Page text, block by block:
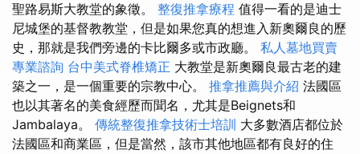
聖路易斯大教堂的象徵。 整復推拿療程 值得一看的是迪士
尼城堡的基督教教堂，但是如果您真的想進入新奧爾良的歷
史，那就是我們旁邊的卡比爾多或市政廳。 私人墓地買賣
專業諮詢 台中美式脊椎矯正 大教堂是新奧爾良最古老的建
築之一，是一個重要的宗教中心。 推拿推薦與介紹 法國區
也以其著名的美食經歷而聞名，尤其是Beignets和
Jambalaya。 傳統整復推拿技術士培訓 大多數酒店都位於
法國區和商業區，但是當然，該市其他地區都有良好的住